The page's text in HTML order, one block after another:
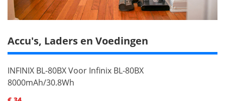
Accu's, Laders en Voedingen
INFINIX BL-80BX Voor Infinix BL-80BX
8000mAh/30.8Wh